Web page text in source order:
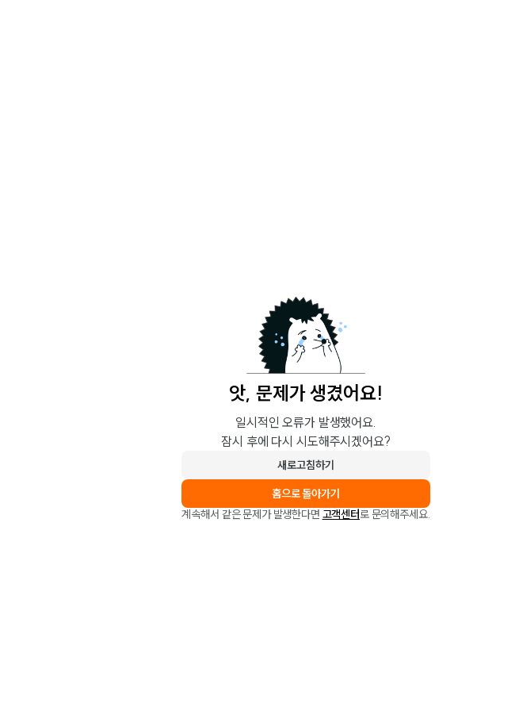
앗, 문제가 생겼어요!
일시적인 오류가 발생했어요.
잠시 후에 다시 시도해주시겠어요?
새로고침하기
홈으로 돌아가기
계속해서 같은 문제가 발생한다면 고객센터로 문의해주세요.